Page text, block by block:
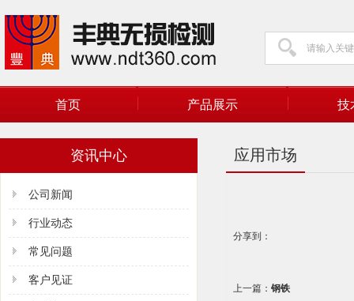
首页 产品展示 技
资讯中心
公司新闻
行业动态
常见问题
客户见证
应用市场
分享到：
上一篇： 钢铁